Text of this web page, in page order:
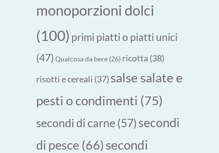
monoporzioni dolci
(100) primi piatti o piatti unici
(47) Qualcosa da bere (26) ricotta (38)
risotti e cereali (37) salse salate e
pesti o condimenti (75)
secondi di carne (57)secondi
di pesce (66) secondi